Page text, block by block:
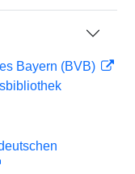
Bayern (BVB)